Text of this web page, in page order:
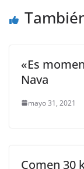
k
«Es
Nava
mayo 31, 2021
Comen 30